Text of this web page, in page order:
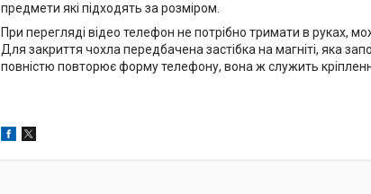
предмети які підходять за розміром.
При перегляді відео телефон не потрібно тримати в руках,
Для закриття чохла передбачена застібка на магніті, яка
повністю повторює форму телефону, вона ж служить